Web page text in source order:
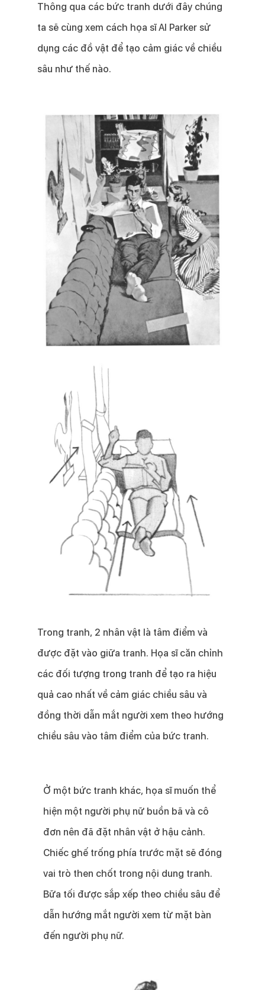
Thông qua các bức tranh dưới đây chúng
ta sẽ cùng xem cách họa sĩ Al Parker sử
dụng các đồ vật để tạo cảm giác về chiều
sâu như thế nào.
Trong tranh, 2 nhân vật là tâm điểm và
được đặt vào giữa tranh. Họa sĩ căn chỉnh
các đối tượng trong tranh để tạo ra hiệu
quả cao nhất về cảm giác chiều sâu và
đồng thời dẫn mắt người xem theo hướng
chiều sâu vào tâm điểm của bức tranh.
Ở một bức tranh khác, họa sĩ muốn thể
hiện một người phụ nữ buồn bã và cô
đơn nên đã đặt nhân vật ở hậu cảnh.
Chiếc ghế trống phía trước mặt sẽ đóng
vai trò then chốt trong nội dung tranh.
Bữa tối được sắp xếp theo chiều sâu để
dẫn hướng mắt người xem từ mặt bàn
đến người phụ nữ.